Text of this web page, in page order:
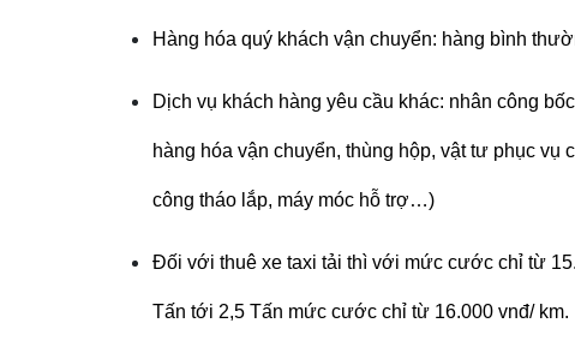
Hàng hóa quý khách vận chuyển: hàng bình
Dịch vụ khách hàng yêu cầu khác: nhân công
hàng hóa vận chuyển, thùng hộp, vật tư phục vụ
công tháo lắp, máy móc hỗ trợ…)
Đối với thuê xe taxi tải thì với mức cước chỉ từ
Tấn tới 2,5 Tấn mức cước chỉ từ 16.000 vnđ/ km.